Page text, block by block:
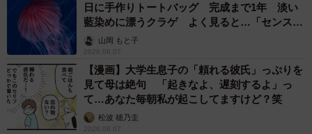
日に手作りトートバッグ 完成まで1年 淡い
藍染めに漂うクラゲ よく見ると…「センスす
ごい」山岡 もと子
2026.08.07
【漫画】大学生息子の「頼れる彼氏」っぷりを
見て母は絶句 「起きなよ、遅刻するよ」っ
て…あなた毎朝私が起こしてますけど？笑
松波 穂乃圭
2026.08.07